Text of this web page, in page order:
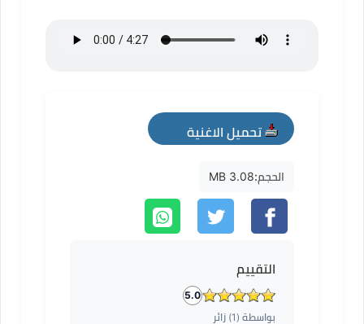
تحميل الاغنية
mp3
الحجم:3.08 MB
التقييم
5.0
بواسطة ( 1) زائر